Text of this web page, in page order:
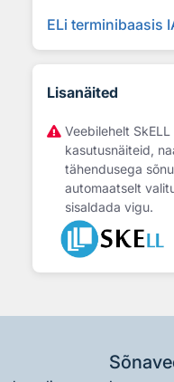
ELi terminibaasis
Lisanäited
Veebilehelt
kasutusnäiteid,
tähendusega
automaatselt
sisaldada vigu.